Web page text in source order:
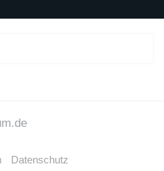
Datenschutz